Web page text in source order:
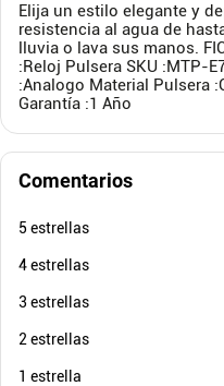
Elija un estilo elegante y
resistencia al agua de
lluvia o lava sus manos.
:Reloj Pulsera SKU :MTP-
:Analogo Material Pulsera
Garantía :1 Año
Comentarios
5 estrellas
4 estrellas
3 estrellas
2 estrellas
1 estrella